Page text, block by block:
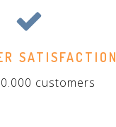
SATISFACTION
customers